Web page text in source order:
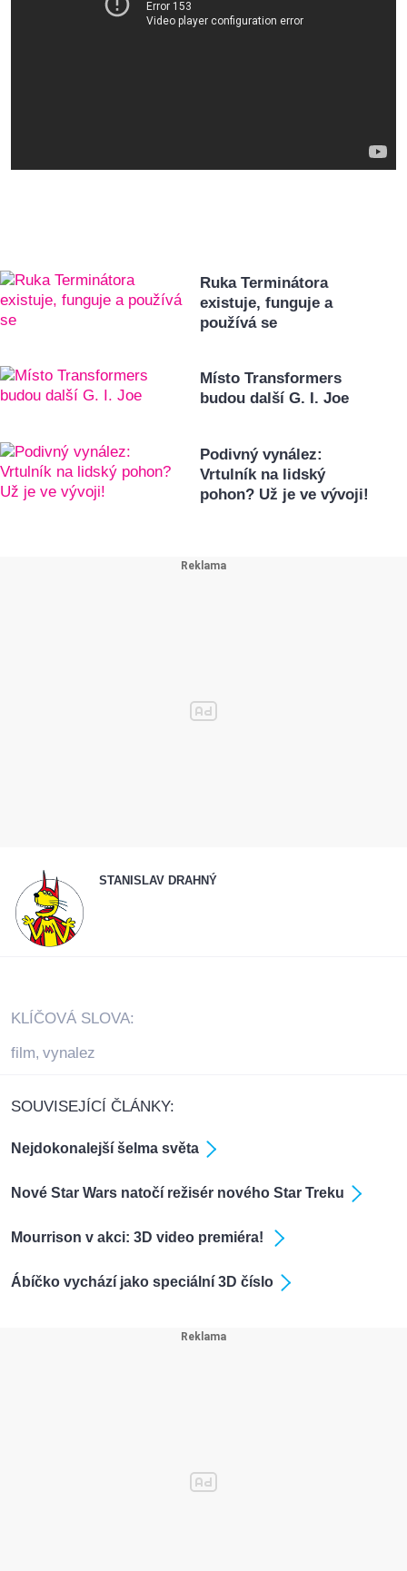
Ruka Terminátora
existuje, funguje a
používá se
Místo Transformers
budou další G. I. Joe
Podivný vynález:
Vrtulník na lidský
pohon? Už je ve vývoji!
STANISLAV DRAHNÝ
KLÍČOVÁ SLOVA:
film, vynalez
SOUVISEJÍCÍ ČLÁNKY:
Nejdokonalejší šelma světa
Nové Star Wars natočí režisér nového Star Treku
Mourrison v akci: 3D video premiéra!
Ábíčko vychází jako speciální 3D číslo